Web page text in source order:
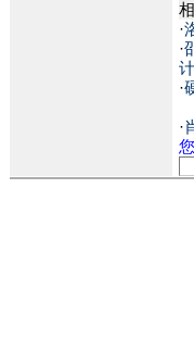
·
·
计
·
·